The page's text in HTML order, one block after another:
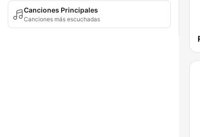
Canciones Principales
Canciones más escuchadas